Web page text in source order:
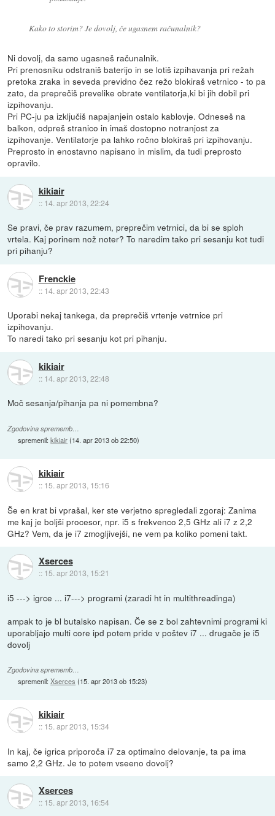
Kako to storim? Je dovolj, če ugasnem računalnik?
Ni dovolj, da samo ugasneš računalnik.
Pri prenosniku odstraniš baterijo in se lotiš izpihavanja pri režah
pretoka zraka in seveda previdno čez režo blokiraš vetrnico - to pa
zato, da preprečiš prevelike obrate ventilatorja,ki bi jih dobil pri
izpihovanju.
Pri PC-ju pa izključiš napajanjein ostalo kablovje. Odneseš na
balkon, odpreš stranico in imaš dostopno notranjost za
izpihovanje. Ventilatorje pa lahko ročno blokiraš pri izpihovanju.
Preprosto in enostavno napisano in mislim, da tudi preprosto
opravilo.
kikiair
:: 14. apr 2013, 22:24
Se pravi, če prav razumem, preprečim vetrnici, da bi se sploh
vrtela. Kaj porinem nož noter? To naredim tako pri sesanju kot tudi
pri pihanju?
Frenckie
:: 14. apr 2013, 22:43
Uporabi nekaj tankega, da preprečiš vrtenje vetrnice pri
izpihovanju.
To naredi tako pri sesanju kot pri pihanju.
kikiair
:: 14. apr 2013, 22:48
Moč sesanja/pihanja pa ni pomembna?
Zgodovina sprememb…
spremenil:kikiair(14. apr 2013 ob 22:50)
kikiair
:: 15. apr 2013, 15:16
Še en krat bi vprašal, ker ste verjetno spregledali zgoraj: Zanima
me kaj je boljši procesor, npr. i5 s frekvenco 2,5 GHz ali i7 z 2,2
GHz? Vem, da je i7 zmogljivejši, ne vem pa koliko pomeni takt.
Xserces
:: 15. apr 2013, 15:21
i5 ---> igrce ... i7---> programi (zaradi ht in multithreadinga)
ampak to je bl butalsko napisan. Če se z bol zahtevnimi programi ki
uporabljajo multi core ipd potem pride v poštev i7 ... drugače je i5
dovolj
Zgodovina sprememb…
spremenil:Xserces (15. apr 2013 ob 15:23)
kikiair
:: 15. apr 2013, 15:34
In kaj, če igrica priporoča i7 za optimalno delovanje, ta pa ima
samo 2,2 GHz. Je to potem vseeno dovolj?
Xserces
:: 15. apr 2013, 16:54